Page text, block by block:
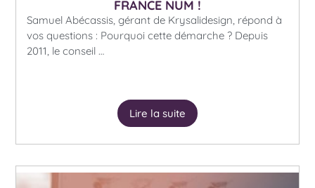
FRANCE NUM !
Samuel Abécassis, gérant de Krysalidesign, répond à
vos questions : Pourquoi cette démarche ? Depuis
2011, le conseil …
Lire la suite